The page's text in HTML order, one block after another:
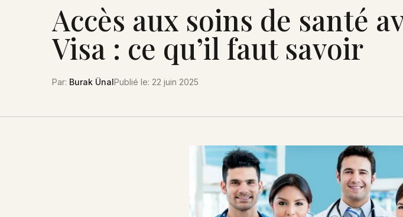
Accès aux soins de santé
Visa : ce qu’il faut savoir
Par: Burak ÜnalPublié le: 22 juin 2025